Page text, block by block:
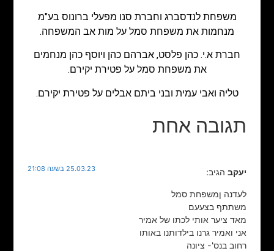
משפחת לנדסברג וחברת סנו מפעלי ברונוס בע"מ
מנחמות את משפחת סמל על מות אב המשפחה.
חברת א.י. כהן פלסט, אברהם כהן ויוסף כהן מנחמים
את משפחת סמל על פטירת יקירם.
טליה ואבי עמית ובני ביתם אבלים על פטירת יקירם.
תגובה אחת
יעקב הגיב: 25.03.23 בשעה 21:08
לעדנה ןמשפחת סמל
משתתף בצעעם
מאד ציער אותי לכתו של אמיר
אני ואמיר גרנו בילדותנו באותו
רחוב בנס'- ציונה